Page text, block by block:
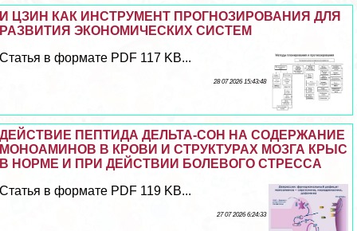
И ЦЗИН КАК ИНСТРУМЕНТ ПРОГНОЗИРОВАНИЯ ДЛЯ
РАЗВИТИЯ ЭКОНОМИЧЕСКИХ СИСТЕМ
Статья в формате PDF 117 KB...
28 07 2026 15:43:48
ДЕЙСТВИЕ ПЕПТИДА ДЕЛЬТА-СОН НА СОДЕРЖАНИЕ
МОНОАМИНОВ В КРОВИ И СТРУКТУРАХ МОЗГА КРЫС
В НОРМЕ И ПРИ ДЕЙСТВИИ БОЛЕВОГО СТРЕССА
Статья в формате PDF 119 KB...
27 07 2026 6:24:33